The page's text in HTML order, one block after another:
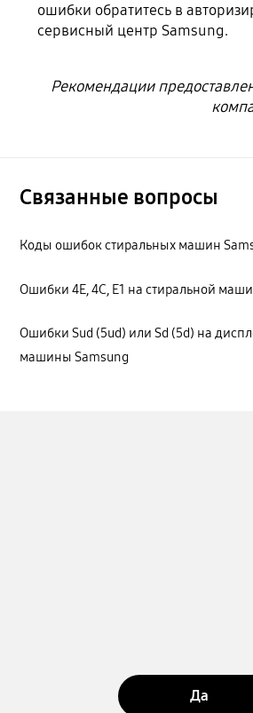
ошибки обратитесь в
сервисный центр Samsung.
Рекомендации
Связанные вопросы
Коды ошибок стиральных машин
Ошибки 4E, 4C, E1 на стиральной
Ошибки Sud (5ud) или Sd (5d) на
машины Samsung
Да